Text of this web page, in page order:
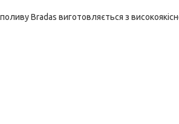
Bradas виготовляється з